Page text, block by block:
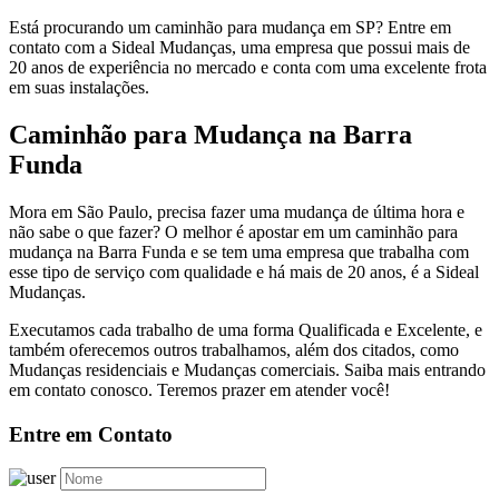
Está procurando um caminhão para mudança em SP? Entre em
contato com a Sideal Mudanças, uma empresa que possui mais de
20 anos de experiência no mercado e conta com uma excelente frota
em suas instalações.
Caminhão para Mudança na Barra
Funda
Mora em São Paulo, precisa fazer uma mudança de última hora e
não sabe o que fazer? O melhor é apostar em um caminhão para
mudança na Barra Funda e se tem uma empresa que trabalha com
esse tipo de serviço com qualidade e há mais de 20 anos, é a Sideal
Mudanças.
Executamos cada trabalho de uma forma Qualificada e Excelente, e
também oferecemos outros trabalhamos, além dos citados, como
Mudanças residenciais e Mudanças comerciais. Saiba mais entrando
em contato conosco. Teremos prazer em atender você!
Entre em Contato